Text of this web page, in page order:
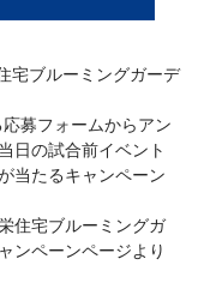
宅ブルーミングガーデ
募フォームからアン
日の試合前イベント
当たるキャンペーン
住宅ブルーミングガ
ンペーンページより